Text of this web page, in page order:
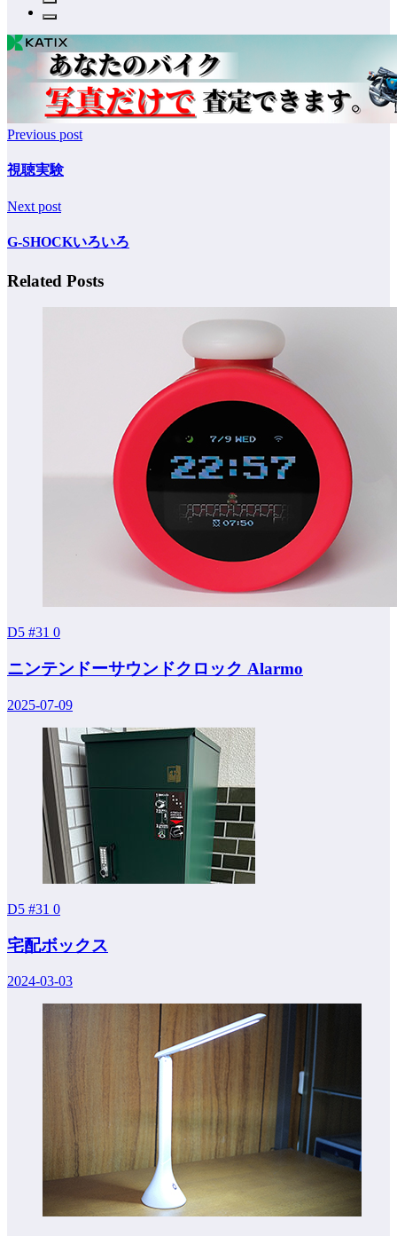
Previous post
視聴実験
Next post
G-SHOCKいろいろ
Related Posts
D5 #31 0
ニンテンドーサウンドクロック Alarmo
2025-07-09
D5 #31 0
宅配ボックス
2024-03-03